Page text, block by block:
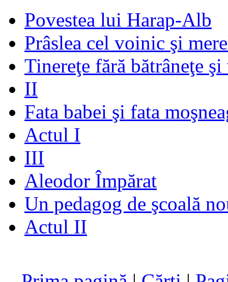
Povestea lui Harap-Alb
Prâslea cel voinic şi
Tinereţe fără bătrâneţe
II
Fata babei şi fata
Actul I
III
Aleodor Împărat
Un pedagog de şcoală
Actul II